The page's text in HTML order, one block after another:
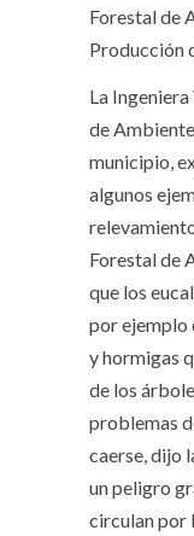
Forestal de
Producción
La
de
municipio,
algunos
Forestal de
que los
por ejemplo
y hormigas
de los
problemas
caerse, dijo
un peligro
circulan por